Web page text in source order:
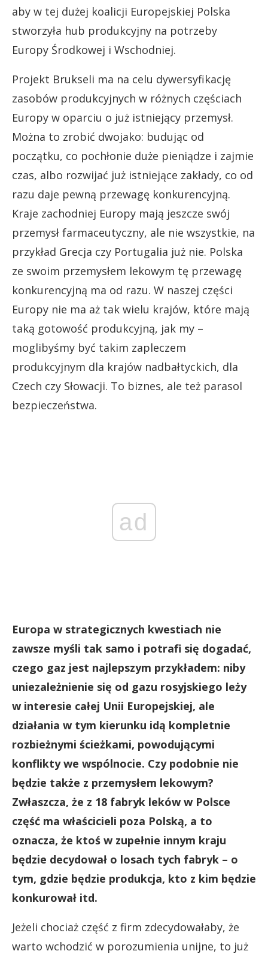
aby w tej dużej koalicji Europejskiej Polska
stworzyła hub produkcyjny na potrzeby
Europy Środkowej i Wschodniej.
Projekt Brukseli ma na celu dywersyfikację
zasobów produkcyjnych w różnych częściach
Europy w oparciu o już istniejący przemysł.
Można to zrobić dwojako: budując od
początku, co pochłonie duże pieniądze i zajmie
czas, albo rozwijać już istniejące zakłady, co od
razu daje pewną przewagę konkurencyjną.
Kraje zachodniej Europy mają jeszcze swój
przemysł farmaceutyczny, ale nie wszystkie, na
przykład Grecja czy Portugalia już nie. Polska
ze swoim przemysłem lekowym tę przewagę
konkurencyjną ma od razu. W naszej części
Europy nie ma aż tak wielu krajów, które mają
taką gotowość produkcyjną, jak my –
moglibyśmy być takim zapleczem
produkcyjnym dla krajów nadbałtyckich, dla
Czech czy Słowacji. To biznes, ale też parasol
bezpieczeństwa.
ad
Europa w strategicznych kwestiach nie
zawsze myśli tak samo i potrafi się dogadać,
czego gaz jest najlepszym przykładem: niby
uniezależnienie się od gazu rosyjskiego leży
w interesie całej Unii Europejskiej, ale
działania w tym kierunku idą kompletnie
rozbieżnymi ścieżkami, powodującymi
konflikty we wspólnocie. Czy podobnie nie
będzie także z przemysłem lekowym?
Zwłaszcza, że z 18 fabryk leków w Polsce
część ma właścicieli poza Polską, a to
oznacza, że ktoś w zupełnie innym kraju
będzie decydował o losach tych fabryk – o
tym, gdzie będzie produkcja, kto z kim będzie
konkurował itd.
Jeżeli chociaż część z firm zdecydowałaby, że
warto wchodzić w porozumienia unijne, to już